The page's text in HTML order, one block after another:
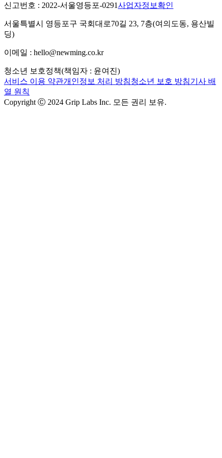
신고번호 : 2022-서울영등포-0291사업자정보확인
서울특별시 영등포구 국회대로70길 23, 7층(여의도동, 용산빌
딩)
이메일 : hello@newming.co.kr
청소년 보호정책(책임자 : 윤여진)
서비스 이용 약관개인정보 처리 방침청소년 보호 방침기사 배
열 원칙
Copyright Ⓒ 2024 Grip Labs Inc. 모든 권리 보유.